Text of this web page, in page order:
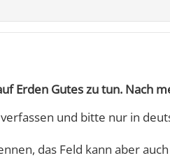
Erden Gutes zu tun. Nach
und bitte nur in
das Feld kann aber